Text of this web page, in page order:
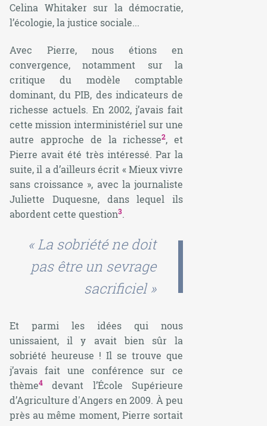
Celina Whitaker sur la démocratie,
l’écologie, la justice sociale...
Avec Pierre, nous étions en
convergence, notamment sur la
critique du modèle comptable
dominant, du PIB, des indicateurs de
richesse actuels. En 2002, j’avais fait
cette mission interministériel sur une
autre approche de la richesse2, et
Pierre avait été très intéressé. Par la
suite, il a d’ailleurs écrit « Mieux vivre
sans croissance », avec la journaliste
Juliette Duquesne, dans lequel ils
abordent cette question3.
« La sobriété ne doit
pas être un sevrage
sacrificiel »
Et parmi les idées qui nous
unissaient, il y avait bien sûr la
sobriété heureuse ! Il se trouve que
j’avais fait une conférence sur ce
thème4
devant l’École Supérieure
d’Agriculture d'Angers en 2009. À peu
près au même moment, Pierre sortait